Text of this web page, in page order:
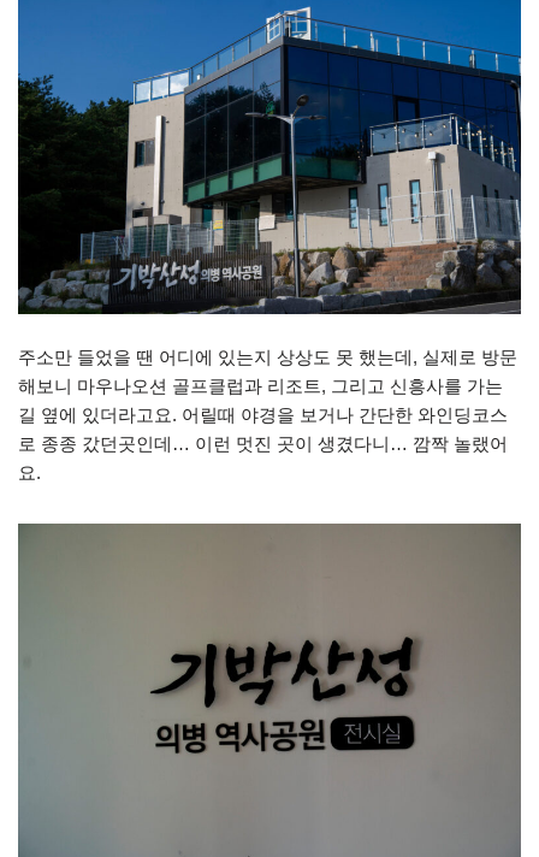
주소만 들었을 땐 어디에 있는지 상상도 못 했는데, 실제로 방문
해보니 마우나오션 골프클럽과 리조트, 그리고 신흥사를 가는
길 옆에 있더라고요. 어릴때 야경을 보거나 간단한 와인딩코스
로 종종 갔던곳인데… 이런 멋진 곳이 생겼다니… 깜짝 놀랬어
요.